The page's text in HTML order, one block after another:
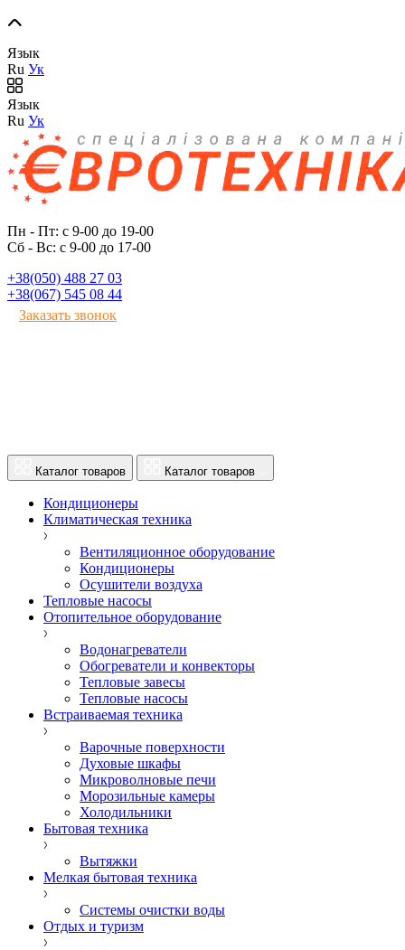
Язык
Ru Ук
Язык
Ru Ук
Пн - Пт: с 9-00 до 19-00
Сб - Вс: с 9-00 до 17-00
+38(050) 488 27 03
+38(067) 545 08 44
Заказать звонок
Каталог товаров Каталог товаров
Кондиционеры
Климатическая техника
Вентиляционное оборудование
Кондиционеры
Осушители воздуха
Тепловые насосы
Отопительное оборудование
Водонагреватели
Обогреватели и конвекторы
Тепловые завесы
Тепловые насосы
Встраиваемая техника
Варочные поверхности
Духовые шкафы
Микроволновые печи
Морозильные камеры
Холодильники
Бытовая техника
Вытяжки
Мелкая бытовая техника
Системы очистки воды
Отдых и туризм